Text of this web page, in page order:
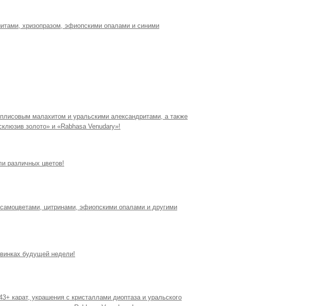
хризопразом, эфиопскими опалами и синими
малахитом и уральскими александритами, а также
золото» и «Rabhasa Venudary»!
различных цветов!
цитринами, эфиопскими опалами и другими
будущей недели!
карат, украшения с кристаллами диоптаза и уральского